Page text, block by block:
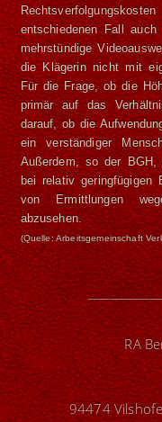
entschiedenen Fall
mehrstündige
die Klägerin nicht mit
Für die Frage, ob die
primär auf das
darauf, ob die
ein verständiger
Außerdem, so der BGH,
bei relativ geringfügigen
von Ermittlungen
abzusehen.
(Quelle: Arbeitsgemeinschaft
RA
94474